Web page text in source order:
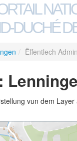
DUCHÉ
/ Ëffentlech
vun dem